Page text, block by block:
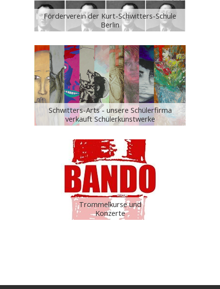
Förderverein der Kurt-Schwitters-Schule
Berlin
Schwitters-Arts - unsere Schülerfirma
verkauft Schülerkunstwerke
Trommelkurse und
Konzerte